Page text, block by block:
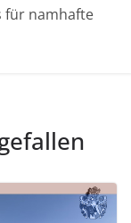
für namhafte